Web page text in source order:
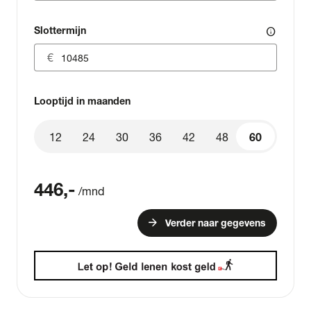
Slottermijn info
Looptijd in maanden
60
12 24 30 36 42 48 60
446,- /mnd
arrow_forward Verder naar gegevens